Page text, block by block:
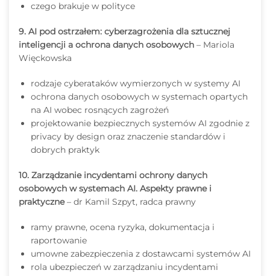
czego brakuje w polityce
9. AI pod ostrzałem: cyberzagrożenia dla sztucznej
inteligencji a ochrona danych osobowych – Mariola
Więckowska
rodzaje cyberataków wymierzonych w systemy AI
ochrona danych osobowych w systemach opartych
na AI wobec rosnących zagrożeń
projektowanie bezpiecznych systemów AI zgodnie z
privacy by design oraz znaczenie standardów i
dobrych praktyk
10. Zarządzanie incydentami ochrony danych
osobowych w systemach AI. Aspekty prawne i
praktyczne– dr Kamil Szpyt, radca prawny
ramy prawne, ocena ryzyka, dokumentacja i
raportowanie
umowne zabezpieczenia z dostawcami systemów AI
rola ubezpieczeń w zarządzaniu incydentami